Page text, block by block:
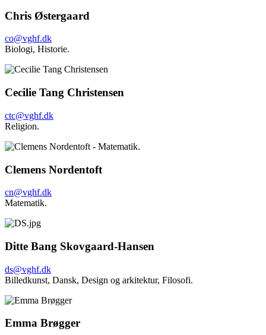
Chris Østergaard
co@vghf.dk
Biologi, Historie.
Cecilie Tang Christensen
ctc@vghf.dk
Religion.
Clemens Nordentoft
cn@vghf.dk
Matematik.
Ditte Bang Skovgaard-Hansen
ds@vghf.dk
Billedkunst, Dansk, Design og arkitektur, Filosofi.
Emma Brøgger